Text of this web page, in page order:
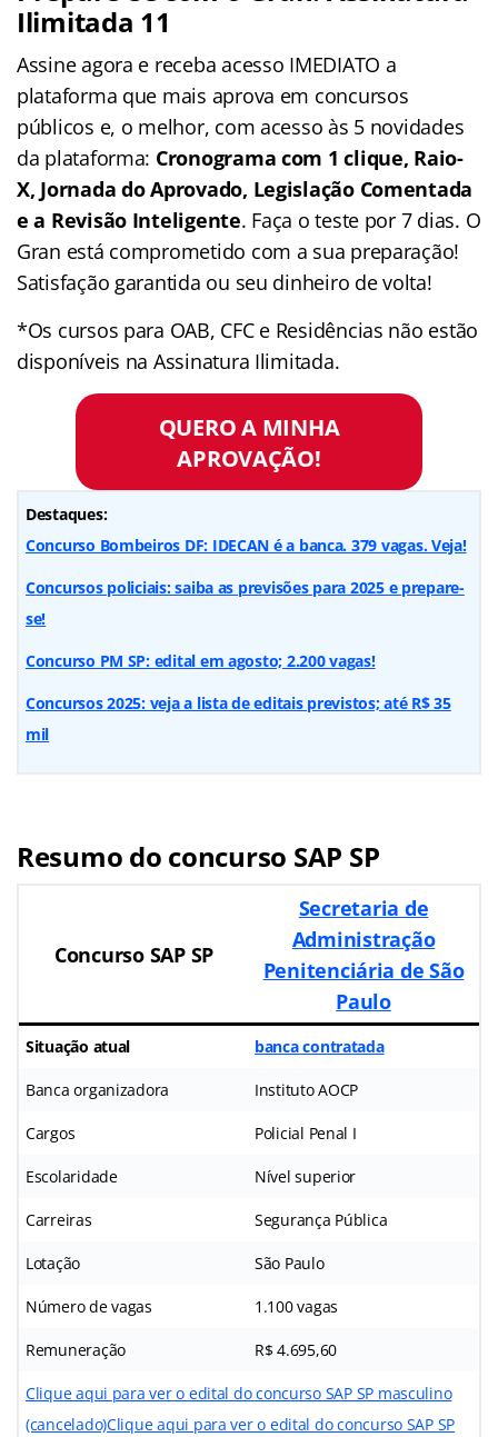
Ilimitada 11
Assine agora e receba acesso IMEDIATO a
plataforma que mais aprova em concursos
públicos e, o melhor, com acesso às 5 novidades
da plataforma: Cronograma com 1 clique, Raio-
X, Jornada do Aprovado, Legislação Comentada
e a Revisão Inteligente. Faça o teste por 7 dias. O
Gran está comprometido com a sua preparação!
Satisfação garantida ou seu dinheiro de volta!
*Os cursos para OAB, CFC e Residências não estão
disponíveis na Assinatura Ilimitada.
QUERO A MINHA
APROVAÇÃO!
Destaques:
Concurso Bombeiros DF: IDECAN é a banca. 379 vagas. Veja!
Concursos policiais: saiba as previsões para 2025 e prepare-
se!
Concurso PM SP: edital em agosto; 2.200 vagas!
Concursos 2025: veja a lista de editais previstos; até R$ 35
mil
Resumo do concurso SAP SP
Concurso SAP SP
Secretaria de
Administração
Penitenciária de São
Paulo
Situação atual banca contratada
Banca organizadora Instituto AOCP
Cargos Policial Penal I
Escolaridade Nível superior
Carreiras Segurança Pública
Lotação São Paulo
Número de vagas 1.100 vagas
Remuneração R$ 4.695,60
Clique aqui para ver o edital do concurso SAP SP masculino
(cancelado)Clique aqui para ver o edital do concurso SAP SP